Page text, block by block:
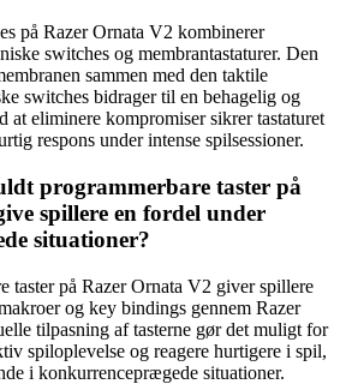
på Razer Ornata V2 kombinerer
switches og membrantastaturer. Den
sammen med den taktile
switches bidrager til en behagelig og
at eliminere kompromiser sikrer tastaturet
respons under intense spilsessioner.
programmerbare taster på
spillere en fordel under
situationer?
taster på Razer Ornata V2 giver spillere
og key bindings gennem Razer
tilpasning af tasterne gør det muligt for
spiloplevelse og reagere hurtigere i spil,
i konkurrenceprægede situationer.